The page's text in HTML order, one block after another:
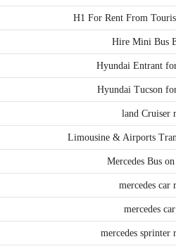
H1 For Rent From
Hire Mini Bus
Hyundai Entrant
Hyundai Tucson
land Cruiser
Limousine & Airports
Mercedes Bus
mercedes car
mercedes
mercedes sprinter